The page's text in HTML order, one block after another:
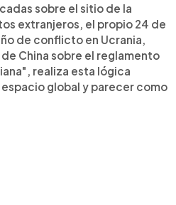
sobre el sitio de la
extranjeros, el propio 24 de
de conflicto en Ucrania,
China sobre el reglamento
realiza esta lógica
global y parecer como